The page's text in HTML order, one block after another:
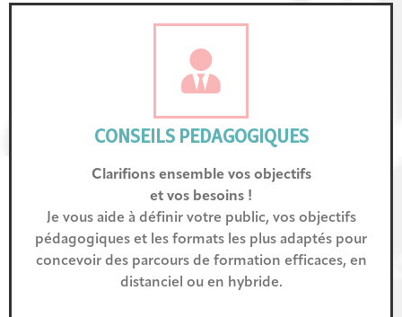
CONSEILS PEDAGOGIQUES
Clarifions ensemble vos objectifs
et vos besoins !
Je vous aide à définir votre public, vos objectifs
pédagogiques et les formats les plus adaptés pour
concevoir des parcours de formation efficaces, en
distanciel ou en hybride.